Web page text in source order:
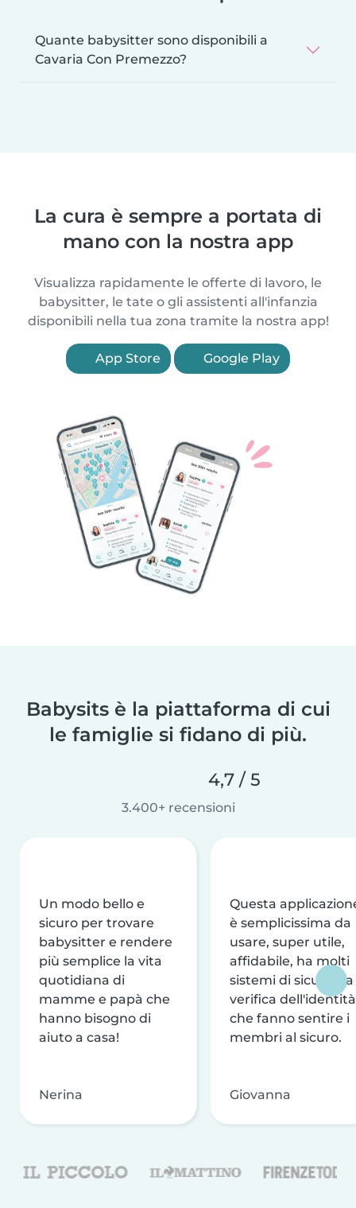
Quante babysitter sono disponibili a
Cavaria Con Premezzo?
La cura è sempre a portata di
mano con la nostra app
Visualizza rapidamente le offerte di lavoro, le
babysitter, le tate o gli assistenti all'infanzia
disponibili nella tua zona tramite la nostra app!
App Store Google Play
Babysits è la piattaforma di cui
le famiglie si fidano di più.
4,7 / 5
3.400+ recensioni
Un modo bello e
sicuro per trovare
babysitter e rendere
più semplice la vita
quotidiana di
mamme e papà che
hanno bisogno di
aiuto a casa!
Nerina
Questa
è semplicissima da
usare, super utile,
affidabile, ha molti
sistemi di sicurezza
verifica dell'identità
che fanno sentire i
membri al sicuro.
Giovanna